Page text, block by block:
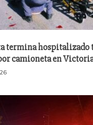
termina hospitalizado
camioneta en